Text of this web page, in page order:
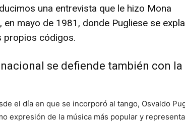
una entrevista que le hizo Mona
mayo de 1981, donde Pugliese se
propios códigos.
se defiende también con la
el día en que se incorporó al tango, Osvaldo
expresión de la música más popular y